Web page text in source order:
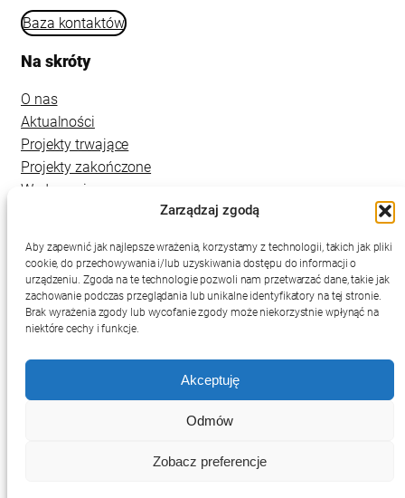
Zarządzaj zgodą
Aby zapewnić jak najlepsze wrażenia, korzystamy z technologii, takich jak pliki
cookie, do przechowywania i/lub uzyskiwania dostępu do informacji o
urządzeniu. Zgoda na te technologie pozwoli nam przetwarzać dane, takie jak
zachowanie podczas przeglądania lub unikalne identyfikatory na tej stronie.
Brak wyrażenia zgody lub wycofanie zgody może niekorzystnie wpłynąć na
niektóre cechy i funkcje.
Akceptuję
Odmów
Zobacz preferencje
Baza kontaktów
Na skróty
O nas
Aktualności
Projekty trwające
Projekty zakończone
Wydarzenia
Mapa strony